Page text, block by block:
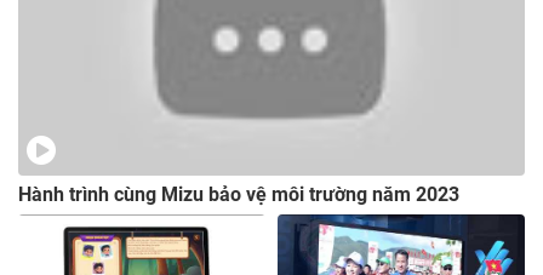
Hành trình cùng Mizu bảo vệ môi trường năm 2023